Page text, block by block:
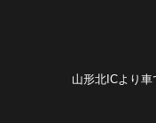
山形北ICより